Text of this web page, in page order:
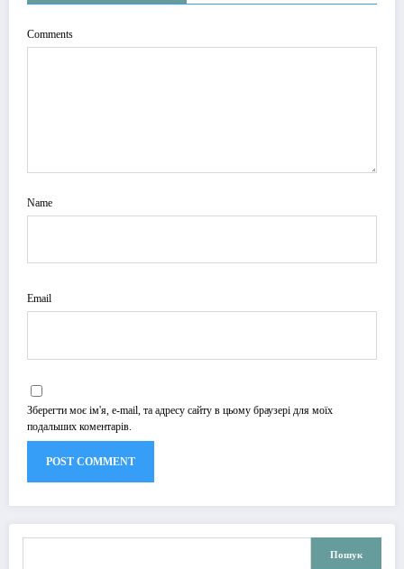
Comments
Name
Email
Зберегти моє ім'я, e-mail, та адресу сайту в цьому браузері для моїх
подальших коментарів.
Пошук